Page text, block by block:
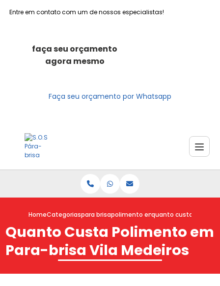
Entre em contato com um de nossos especialistas!
faça seu orçamento
agora mesmo
Faça seu orçamento por Whatsapp
HomeCategoriaspara brisapolimento em para brisa
quanto custa
Quanto Custa Polimento em
Para-brisa Vila Medeiros